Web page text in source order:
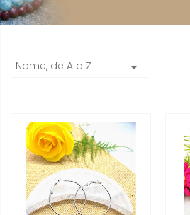
Nome, de A a Z 